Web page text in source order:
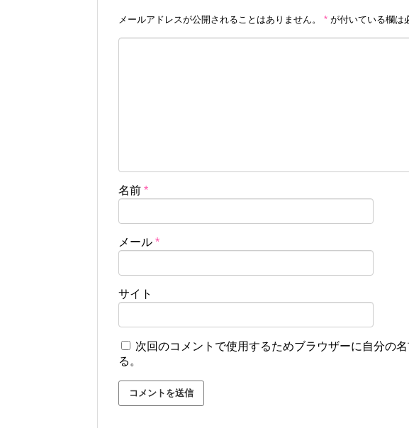
メールアドレスが公開されることはありません。 * が付いている欄は
名前 *
メール *
サイト
次回のコメントで使用するためブラウザーに自分の
る。